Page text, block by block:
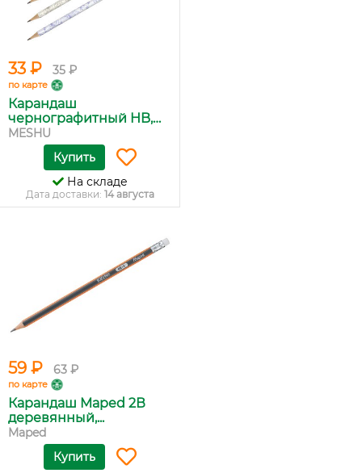
33 ₽ 35 ₽
по карте
Карандаш
чернографитный HB,
M...
MESHU
Купить
На складе
Дата доставки: 14 августа
59 ₽ 63 ₽
по карте
Карандаш Maped 2В
деревянный,...
Maped
Купить